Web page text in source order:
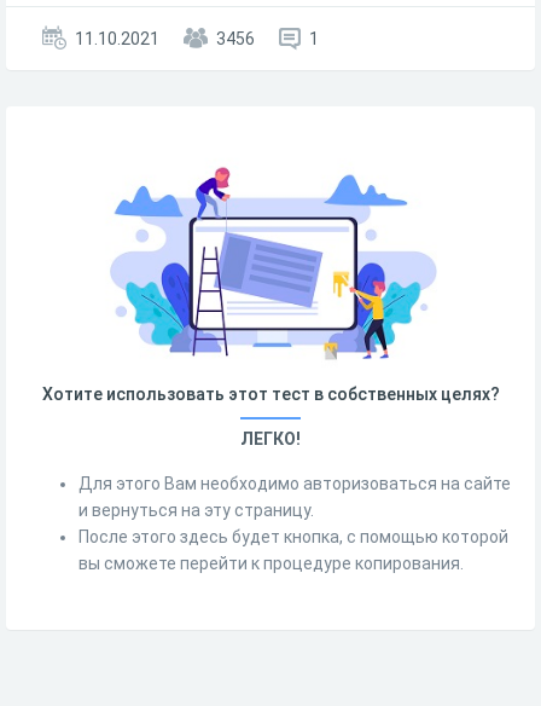
11.10.2021 3456 1
Хотите использовать этот тест в собственных целях?
ЛЕГКО!
Для этого Вам необходимо авторизоваться на сайте
и вернуться на эту страницу.
После этого здесь будет кнопка, с помощью которой
вы сможете перейти к процедуре копирования.